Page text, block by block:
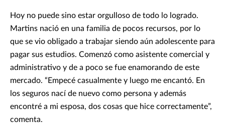
Hoy no puede sino estar orgulloso de todo lo logrado.
Martins nació en una familia de pocos recursos, por lo
que se vio obligado a trabajar siendo aún adolescente para
pagar sus estudios. Comenzó como asistente comercial y
administrativo y de a poco se fue enamorando de este
mercado. “Empecé casualmente y luego me encantó. En
los seguros nací de nuevo como persona y además
encontré a mi esposa, dos cosas que hice correctamente”,
comenta.